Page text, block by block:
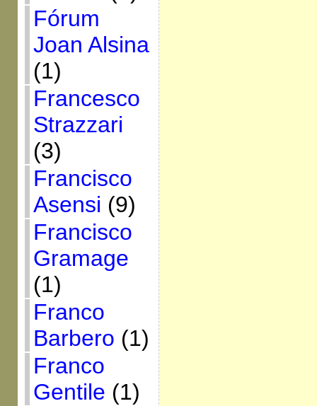
Fórum
Joan Alsina
(1)
Francesco
Strazzari
(3)
Francisco
Asensi (9)
Francisco
Gramage
(1)
Franco
Barbero (1)
Franco
Gentile (1)